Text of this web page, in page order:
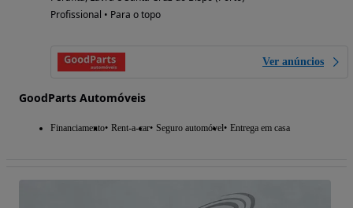
Profissional • Para o topo
Ver anúncios
GoodParts Automóveis
Financiamento Rent-a-car Seguro automóvel Entrega em casa